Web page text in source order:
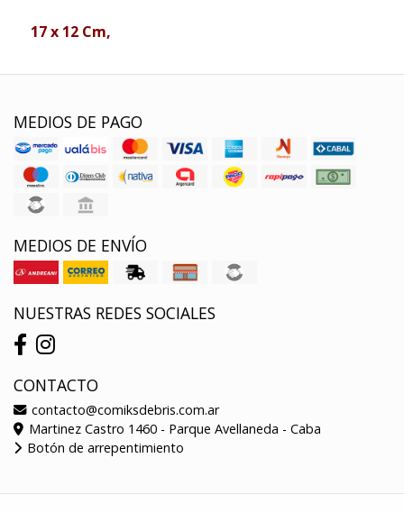
17 x 12 Cm,
MEDIOS DE PAGO
MEDIOS DE ENVÍO
NUESTRAS REDES SOCIALES
CONTACTO
contacto@comiksdebris.com.ar
Martinez Castro 1460 - Parque Avellaneda - Caba
Botón de arrepentimiento